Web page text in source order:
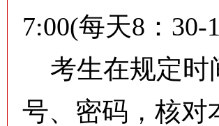
7:00(每天8：30-
考生在规定时
号、密码，核对